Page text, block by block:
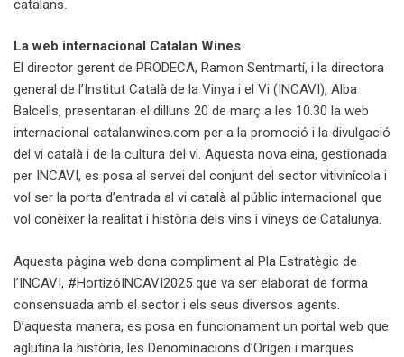
catalans.
La web internacional Catalan Wines
El director gerent de PRODECA, Ramon Sentmartí, i la directora
general de l’Institut Català de la Vinya i el Vi (INCAVI), Alba
Balcells, presentaran el dilluns 20 de març a les 10.30 la web
internacional catalanwines.com per a la promoció i la divulgació
del vi català i de la cultura del vi. Aquesta nova eina, gestionada
per INCAVI, es posa al servei del conjunt del sector vitivinícola i
vol ser la porta d’entrada al vi català al públic internacional que
vol conèixer la realitat i història dels vins i vineys de Catalunya.
Aquesta pàgina web dona compliment al Pla Estratègic de
l’INCAVI, #HortizóINCAVI2025 que va ser elaborat de forma
consensuada amb el sector i els seus diversos agents.
D’aquesta manera, es posa en funcionament un portal web que
aglutina la història, les Denominacions d’Origen i marques